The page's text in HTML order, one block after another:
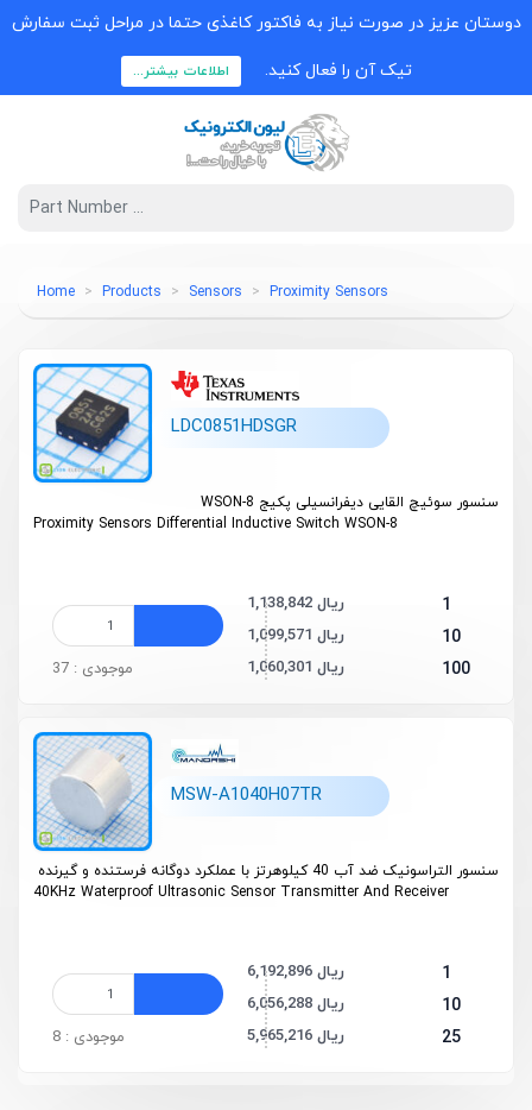
دوستان عزیز در صورت نیاز به فاکتور کاغذی حتما در مراحل ثبت سفارش
تیک آن را فعال کنید. اطلاعات بیشتر...
Home Products Sensors Proximity Sensors
LDC0851HDSGR
سنسور سوئیچ القایی دیفرانسیلی پکیج WSON-8
Proximity Sensors Differential Inductive Switch WSON-8
1 1,138,842 ریال
10 1,099,571 ریال
100 1,060,301 ریال موجودی : 37
MSW-A1040H07TR
سنسور التراسونیک ضد آب 40 کیلوهرتز با عملکرد دوگانه فرستنده و گیرنده
40KHz Waterproof Ultrasonic Sensor Transmitter And Receiver
1 6,192,896 ریال
10 6,056,288 ریال
25 5,965,216 ریال موجودی : 8